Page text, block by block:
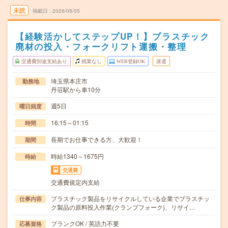
未読 掲載日 2026/08/05
【経験活かしてステップUP！】プラスチック
廃材の投入・フォークリフト運搬・整理
交通費別途支給あり 残業なし WEB登録OK 派遣
勤務地
埼玉県本庄市
丹荘駅から車10分
曜日頻度 週5日
時間 16:15～01:15
期間 長期でお仕事できる方、大歓迎！
時給 時給1340～1675円
交通費
交通費規定内支給
仕事内容
プラスチック製品をリサイクルしている企業でプラスチッ
ク製品の原料投入作業(クランプフォーク)、リサイ…
応募資格
ブランクOK / 英語力不要